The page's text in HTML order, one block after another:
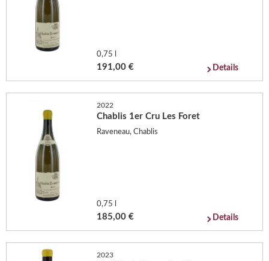
0,75 l
191,00 € Details
2022
Chablis 1er Cru Les Foret
Raveneau, Chablis
0,75 l
185,00 € Details
2023